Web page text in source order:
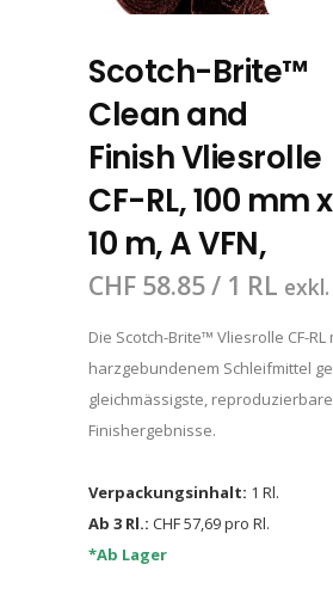
Scotch-Brite™
Clean and
Finish Vliesrolle
CF-RL, 100 mm x
10 m, A VFN,
CHF 58.85/ 1 RL
Die Scotch-Brite™ Vliesrolle CF-RL
harzgebundenem Schleifmittel
gleichmässigste, reproduzierbare
Finishergebnisse.
Verpackungsinhalt: 1 Rl.
Ab 3 Rl.: CHF 57,69 pro Rl.
*Ab Lager